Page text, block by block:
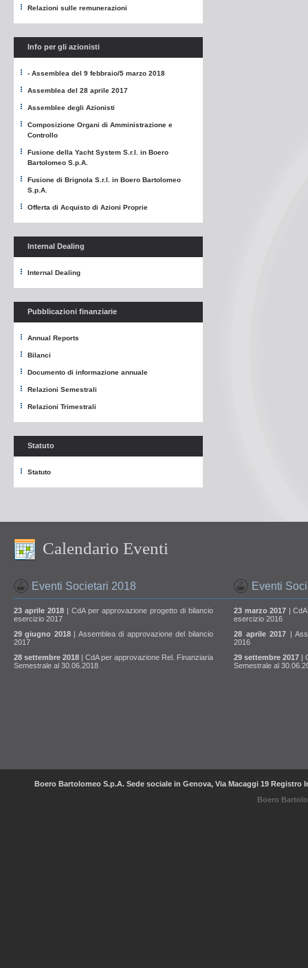
Relazioni sulle remunerazioni
Info per gli azionisti
- Assemblea del 9 febbraio/5 marzo 2018
Assemblea del 28 aprile 2017
Assemblee degli Azionisti
Composizione Organi di Amministrazione e
Controllo
Fusione della Yacht System S.r.l. in Boero
Bartolomeo S.p.A.
Fusione di Brignola S.r.l. in Boero Bartolomeo
S.p.A.
Offerta di Acquisto di Azioni Proprie
Internal Dealing
Internal Dealing
Pubblicazioni finanziarie
Annual Reports
Bilanci
Documento di informazione annuale
Relazioni Semestrali
Relazioni Trimestrali
Statuto
Statuto
Calendario Eventi
Eventi Societari 2018
23 aprile 2018 | CdA per approvazione progetto di bilancio
esercizio 2017
29 giugno 2018 | Assemblea di approvazione del bilancio
2017
28 settembre 2018 | CdA per approvazione Rel. Finanziaria
Semestrale al 30.06.2018
Eventi
23 marzo 2017 |
esercizio 2016
28 aprile 2017 |
2016
29 settembre 2017 |
Semestrale al
Boero Bartolomeo S.p.A. Sede sociale in Genova, Via Macaggi 19 Registro
Boero